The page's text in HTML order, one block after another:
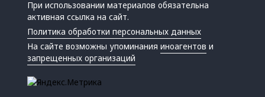
При использовании материалов обязательна
активная ссылка на сайт.
Политика обработки персональных данных
На сайте возможны упоминанияиноагентов и
запрещенных организаций